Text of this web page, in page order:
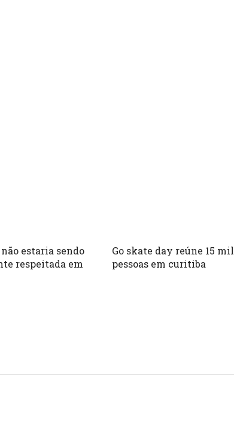
estaria sendo
respeitada em
Go skate day reúne 15 mil
pessoas em curitiba